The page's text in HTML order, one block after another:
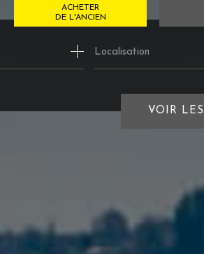
ACHETER
DE L'ANCIEN
de l'ancien
VOIR LES